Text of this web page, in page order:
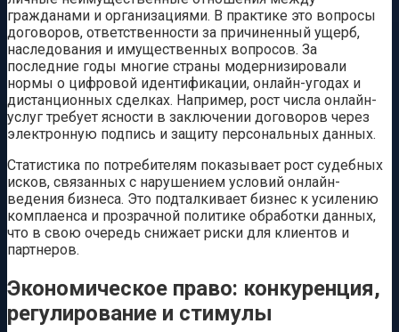
гражданами и организациями. В практике это вопросы
договоров, ответственности за причиненный ущерб,
наследования и имущественных вопросов. За
последние годы многие страны модернизировали
нормы о цифровой идентификации, онлайн-угодах и
дистанционных сделках. Например, рост числа онлайн-
услуг требует ясности в заключении договоров через
электронную подпись и защиту персональных данных.
Статистика по потребителям показывает рост судебных
исков, связанных с нарушением условий онлайн-
ведения бизнеса. Это подталкивает бизнес к усилению
комплаенса и прозрачной политике обработки данных,
что в свою очередь снижает риски для клиентов и
партнеров.
Экономическое право: конкуренция,
регулирование и стимулы